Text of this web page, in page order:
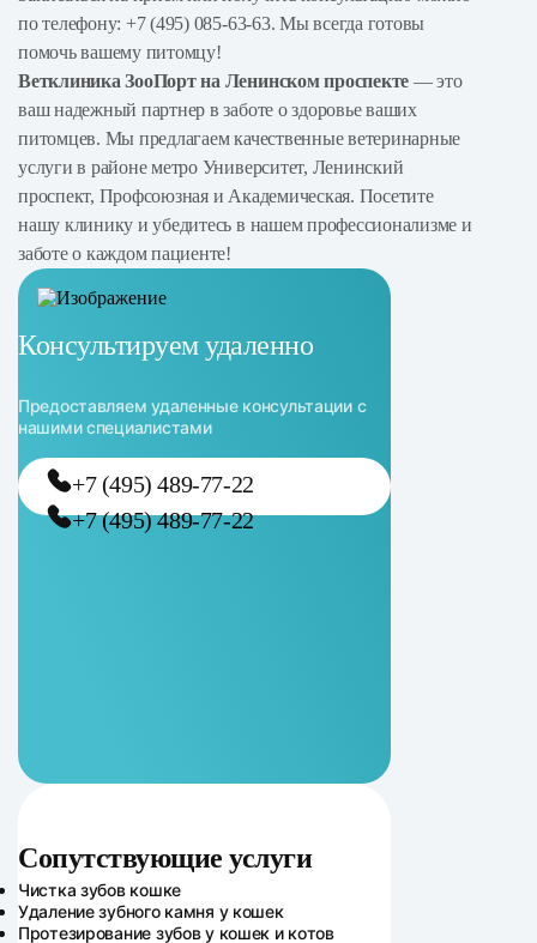
по телефону: +7 (495) 085-63-63. Мы всегда готовы
помочь вашему питомцу!
Ветклиника ЗооПорт на Ленинском проспекте — это
ваш надежный партнер в заботе о здоровье ваших
питомцев. Мы предлагаем качественные ветеринарные
услуги в районе метро Университет, Ленинский
проспект, Профсоюзная и Академическая. Посетите
нашу клинику и убедитесь в нашем профессионализме и
заботе о каждом пациенте!
Консультируем удаленно
Предоставляем удаленные консультации с
нашими специалистами
+7 (495) 489-77-22
+7 (495) 489-77-22
Сопутствующие услуги
Сопутствующие услуги
Чистка зубов кошке
Удаление зубного камня у кошек
Протезирование зубов у кошек и котов